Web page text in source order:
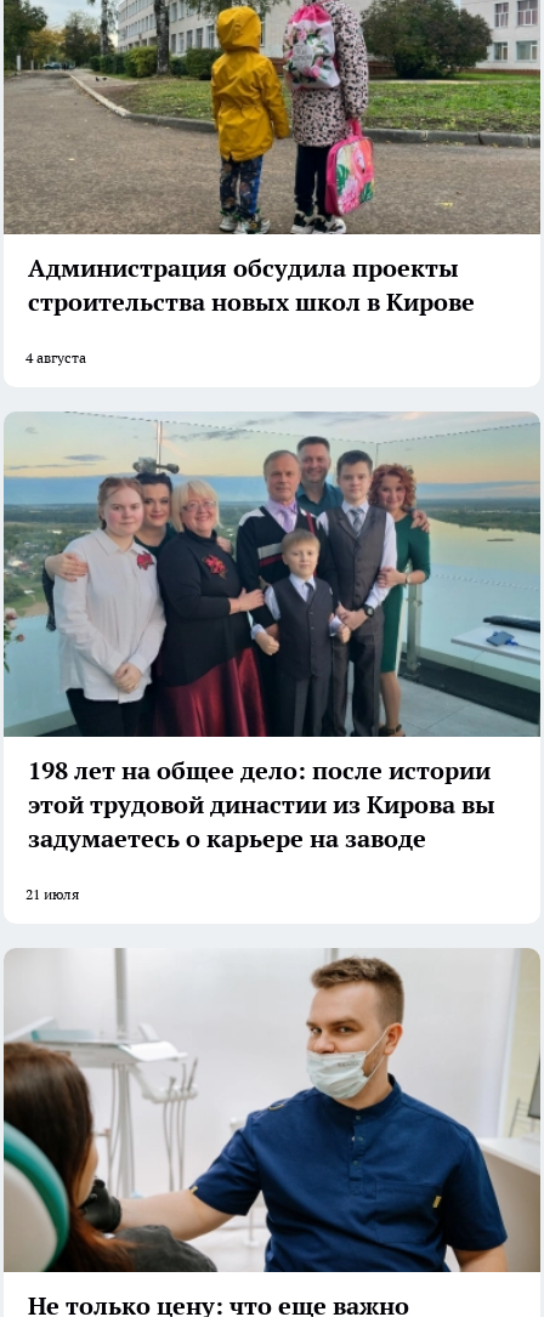
Администрация обсудила проекты
строительства новых школ в Кирове
4 августа
198 лет на общее дело: после истории
этой трудовой династии из Кирова вы
задумаетесь о карьере на заводе
21 июля
Не только цену: что еще важно